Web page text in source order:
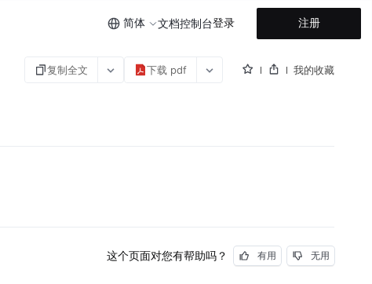
简体 文档控制台登录 注册
复制全文 下载 pdf 我的收藏
这个页面对您有帮助吗？ 有用 无用